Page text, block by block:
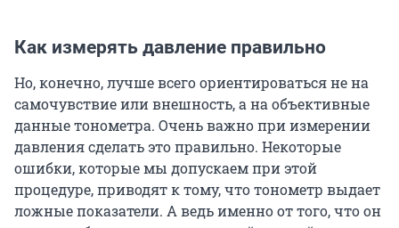
Как измерять давление правильно
Но, конечно, лучше всего ориентироваться не на
самочувствие или внешность, а на объективные
данные тонометра. Очень важно при измерении
давления сделать это правильно. Некоторые
ошибки, которые мы допускаем при этой
процедуре, приводят к тому, что тонометр выдает
ложные показатели. А ведь именно от того, что он